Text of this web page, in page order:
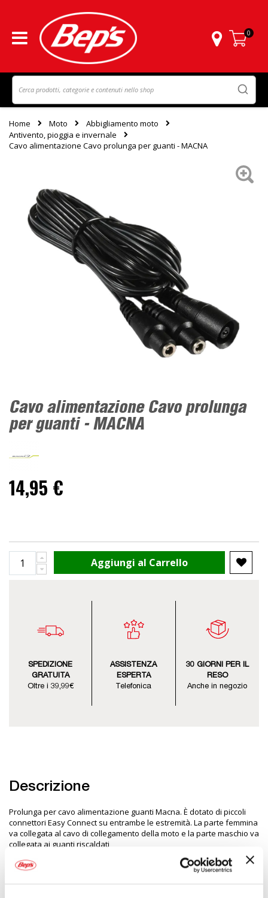
Carrello
0
Home Moto
Abbigliamento moto
Antivento, pioggia e invernale
Cavo alimentazione Cavo prolunga per guanti - MACNA
Cavo alimentazione Cavo prolunga
per guanti - MACNA
14,95 €
Aggiungi al Carrello
SPEDIZIONE
GRATUITA
Oltre i 39,99€
ASSISTENZA
ESPERTA
Telefonica
30 GIORNI PER IL
RESO
Anche in negozio
Descrizione
Prolunga per cavo alimentazione guanti Macna. È dotato di piccoli
connettori Easy Connect su entrambe le estremità. La parte femmina
va collegata al cavo di collegamento della moto e la parte maschio va
collegata ai guanti riscaldati
Specifiche tecniche